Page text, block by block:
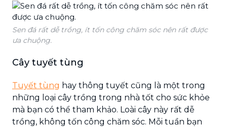
Sen đá rất dễ trồng, ít tốn công chăm sóc nên rất được
ưa chuộng.
Cây tuyết tùng
Tuyết tùng hay thông tuyết cũng là một trong
những loại cây trồng trong nhà tốt cho sức khỏe
mà bạn có thể tham khảo. Loài cây này rất dễ
trồng, không tốn công chăm sóc. Mỗi tuần bạn